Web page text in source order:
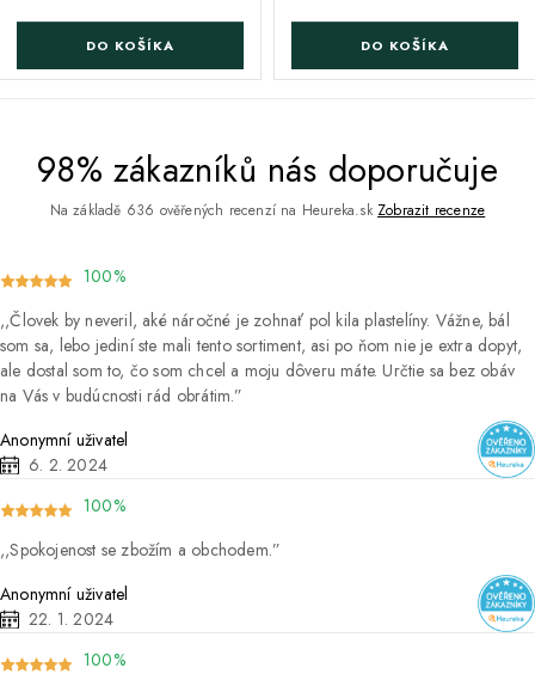
DO KOŠÍKA DO KOŠÍKA
98% zákazníků nás doporučuje
Na základě 636 ověřených recenzí na Heureka.sk Zobrazit recenze
100%
Človek by neveril, aké náročné je zohnať pol kila plastelíny. Vážne, bál
som sa, lebo jediní ste mali tento sortiment, asi po ňom nie je extra dopyt,
ale dostal som to, čo som chcel a moju dôveru máte. Určtie sa bez obáv
na Vás v budúcnosti rád obrátim.
Anonymní uživatel
6. 2. 2024
100%
Spokojenost se zbožím a obchodem.
Anonymní uživatel
22. 1. 2024
100%